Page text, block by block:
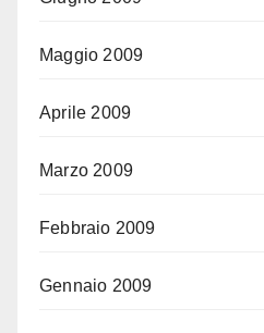
Maggio 2009
Aprile 2009
Marzo 2009
Febbraio 2009
Gennaio 2009